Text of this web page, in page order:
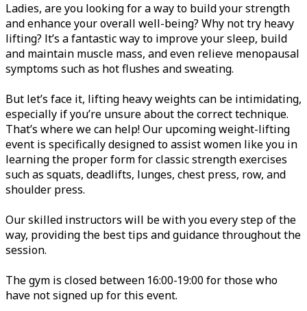
Ladies, are you looking for a way to build your strength
and enhance your overall well-being? Why not try heavy
lifting? It’s a fantastic way to improve your sleep, build
and maintain muscle mass, and even relieve menopausal
symptoms such as hot flushes and sweating.
But let’s face it, lifting heavy weights can be intimidating,
especially if you’re unsure about the correct technique.
That’s where we can help! Our upcoming weight-lifting
event is specifically designed to assist women like you in
learning the proper form for classic strength exercises
such as squats, deadlifts, lunges, chest press, row, and
shoulder press.
Our skilled instructors will be with you every step of the
way, providing the best tips and guidance throughout the
session.
The gym is closed between 16:00-19:00 for those who
have not signed up for this event.